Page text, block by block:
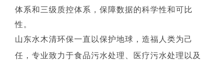
体系和三级质控体系，保障数据的科学性和可比
性。
山东水木清环保一直以保护地球，造福人类为己
任，专业致力于食品污水处理、医疗污水处理以及